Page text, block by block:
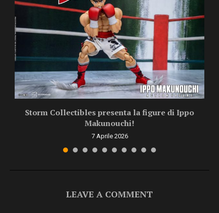
Storm Collectibles presenta la figure di Ippo
Makunouchi!
7 Aprile 2026
LEAVE A COMMENT